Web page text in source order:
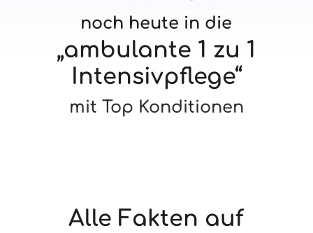
noch heute in die
„ambulante 1 zu 1
Intensivpflege“
mit Top Konditionen
Alle Fakten auf